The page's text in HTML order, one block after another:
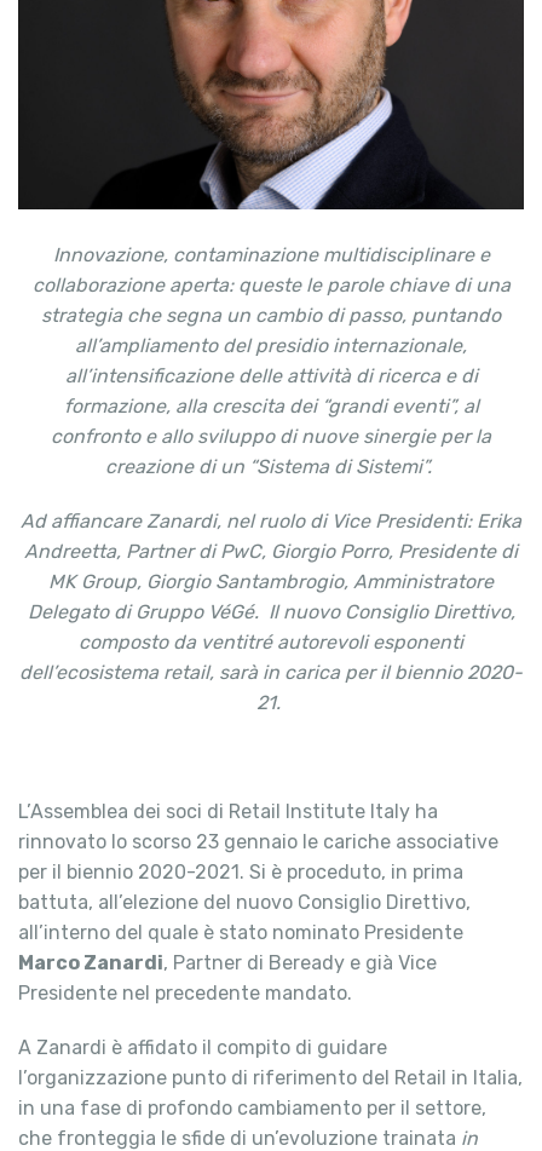
Innovazione, contaminazione multidisciplinare e
collaborazione aperta: queste le parole chiave di una
strategia che segna un cambio di passo, puntando
all’ampliamento del presidio internazionale,
all’intensificazione delle attività di ricerca e di
formazione, alla crescita dei “grandi eventi”, al
confronto e allo sviluppo di nuove sinergie per la
creazione di un “Sistema di Sistemi”.
Ad affiancare Zanardi, nel ruolo di Vice Presidenti: Erika
Andreetta, Partner di PwC, Giorgio Porro, Presidente di
MK Group, Giorgio Santambrogio, Amministratore
Delegato di Gruppo VéGé. Il nuovo Consiglio Direttivo,
composto da ventitré autorevoli esponenti
dell’ecosistema retail, sarà in carica per il biennio 2020-
21.
L’Assemblea dei soci di Retail Institute Italy ha
rinnovato lo scorso 23 gennaio le cariche associative
per il biennio 2020-2021. Si è proceduto, in prima
battuta, all’elezione del nuovo Consiglio Direttivo,
all’interno del quale è stato nominato Presidente
Marco Zanardi, Partner di Beready e già Vice
Presidente nel precedente mandato.
A Zanardi è affidato il compito di guidare
l’organizzazione punto di riferimento del Retail in Italia,
in una fase di profondo cambiamento per il settore,
che fronteggia le sfide di un’evoluzione trainata in